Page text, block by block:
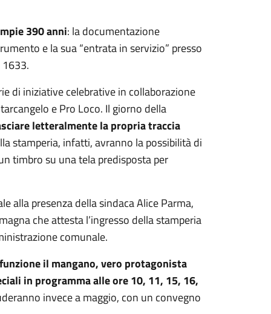
390 anni: la documentazione
e la sua “entrata in servizio” presso
di iniziative celebrative in collaborazione
e Pro Loco. Il giorno della
letteralmente la propria traccia
stamperia, infatti, avranno la possibilità di
timbro su una tela predisposta per
alla presenza della sindaca Alice Parma,
che attesta l’ingresso della stamperia
comunale.
il mangano, vero protagonista
in programma alle ore 10, 11, 15, 16,
invece a maggio, con un convegno